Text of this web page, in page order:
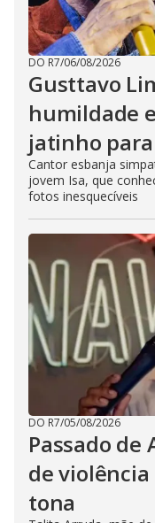
DO R7/06/08/2026
Gusttavo
humildade
jatinho
Cantor esbanja
jovem Isa, que
fotos inesquecíveis
DO R7/05/08/2026
Passado
de
tona